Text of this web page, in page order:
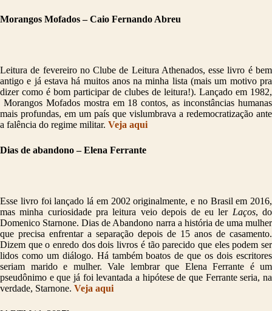
Morangos Mofados – Caio Fernando Abreu
Leitura de fevereiro no Clube de Leitura Athenados, esse livro é bem
antigo e já estava há muitos anos na minha lista (mais um motivo pra
dizer como é bom participar de clubes de leitura!). Lançado em 1982,
Morangos Mofados mostra em 18 contos, as inconstâncias humanas
mais profundas, em um país que vislumbrava a redemocratização ante
a falência do regime militar. Veja aqui
Dias de abandono – Elena Ferrante
Esse livro foi lançado lá em 2002 originalmente, e no Brasil em 2016,
mas minha curiosidade pra leitura veio depois de eu ler Laços, do
Domenico Starnone. Dias de Abandono narra a história de uma mulher
que precisa enfrentar a separação depois de 15 anos de casamento.
Dizem que o enredo dos dois livros é tão parecido que eles podem ser
lidos como um diálogo. Há também boatos de que os dois escritores
seriam marido e mulher. Vale lembrar que Elena Ferrante é um
pseudônimo e que já foi levantada a hipótese de que Ferrante seria, na
verdade, Starnone. Veja aqui